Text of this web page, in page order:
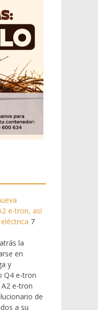
e-tron, así
7
la
en
y
Q4 e-tron
e-tron
de
a su